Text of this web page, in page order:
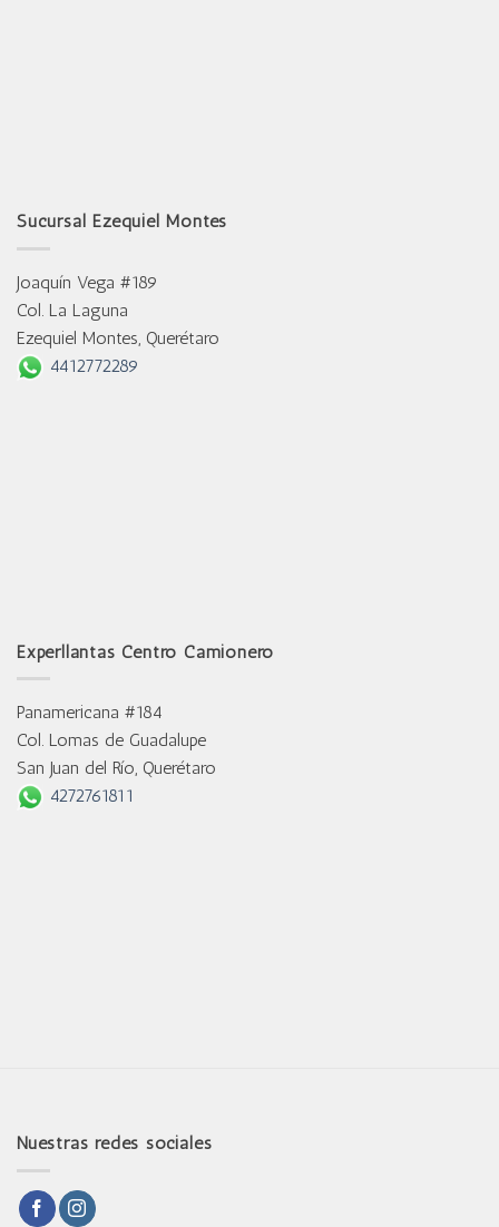
Sucursal Ezequiel Montes
Joaquín Vega #189
Col. La Laguna
Ezequiel Montes, Querétaro
4412772289
Experllantas Centro Camionero
Panamericana #184
Col. Lomas de Guadalupe
San Juan del Río, Querétaro
4272761811
Nuestras redes sociales